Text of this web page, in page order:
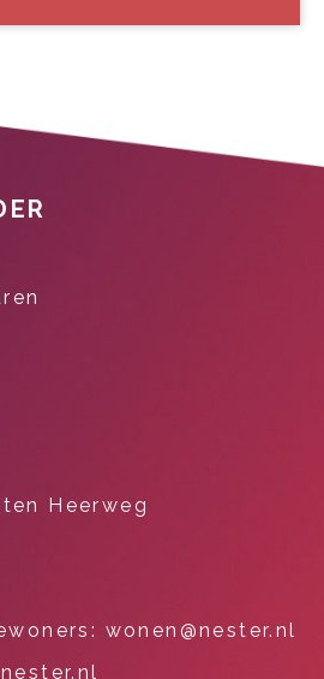
Heerweg
wonen@nester.nl